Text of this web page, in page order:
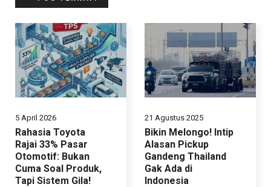
5 April 2026
Rahasia Toyota
Rajai 33% Pasar
Otomotif: Bukan
Cuma Soal Produk,
Tapi Sistem Gila!
21 Agustus 2025
Bikin Melongo! Intip
Alasan Pickup
Gandeng Thailand
Gak Ada di
Indonesia